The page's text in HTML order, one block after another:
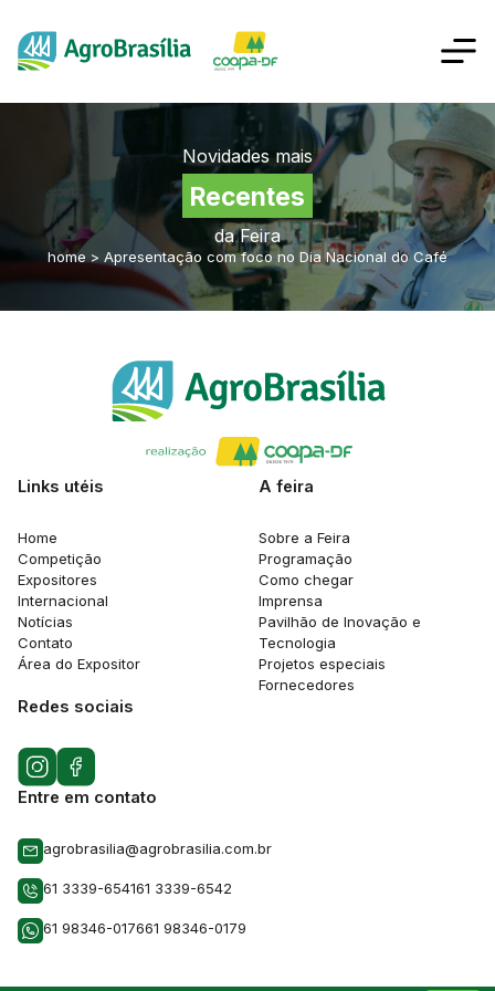
Novidades mais
Recentes
da Feira
home > Apresentação com foco no Dia Nacional do Café
Links utéis
Home
Competição
Expositores
Internacional
Notícias
Contato
Área do Expositor
A feira
Sobre a Feira
Programação
Como chegar
Imprensa
Pavilhão de Inovação e
Tecnologia
Projetos especiais
Fornecedores
Redes sociais
Entre em contato
agrobrasilia@agrobrasilia.com.br
61 3339-654161 3339-6542
61 98346-017661 98346-0179